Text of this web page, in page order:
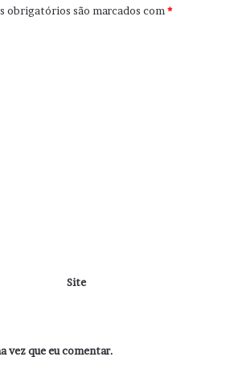
obrigatórios são marcados com*
Site
vez que eu comentar.